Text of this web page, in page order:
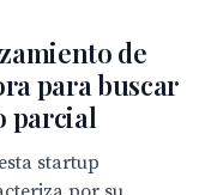
de
para buscar
parcial
startup